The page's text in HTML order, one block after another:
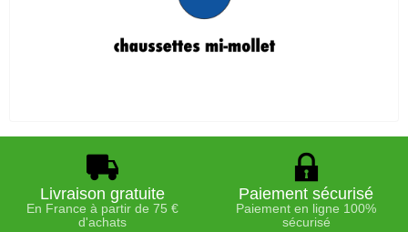
Livraison gratuite
En France à partir de 75 €
d'achats
Paiement sécurisé
Paiement en ligne 100%
sécurisé